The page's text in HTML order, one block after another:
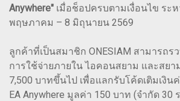
Anywhere" เมื่อช็อปครบตามเงื่อนไข ระ
พฤษภาคม – 8 มิถุนายน 2569
ลูกค้าที่เป็นสมาชิก ONESIAM สามารถร
การใช้จ่ายภายใน ไอคอนสยาม และสย
7,500 บาทขึ้นไป เพื่อแลกรับโค้ดเติมเงิน
EA Anywhere มูลค่า 150 บาท (จำกัด 30